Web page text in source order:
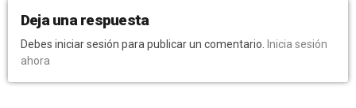
Deja una respuesta
Debes iniciar sesión para publicar un comentario.
Inicia sesión
ahora